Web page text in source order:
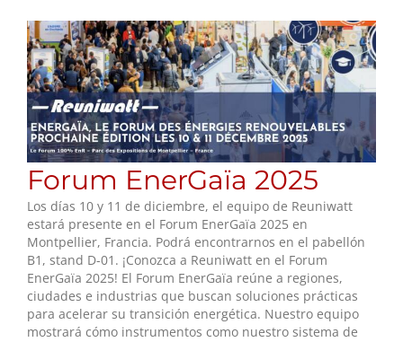
Forum EnerGaïa 2025
Los días 10 y 11 de diciembre, el equipo de Reuniwatt
estará presente en el Forum EnerGaïa 2025 en
Montpellier, Francia. Podrá encontrarnos en el pabellón
B1, stand D-01. ¡Conozca a Reuniwatt en el Forum
EnerGaïa 2025! El Forum EnerGaïa reúne a regiones,
ciudades e industrias que buscan soluciones prácticas
para acelerar su transición energética. Nuestro equipo
mostrará cómo instrumentos como nuestro sistema de